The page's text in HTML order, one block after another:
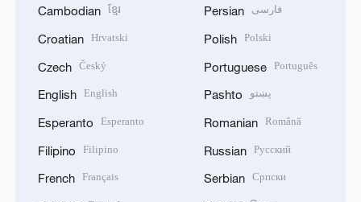
Cambodian ខ្មែរ
Croatian Hrvatski
Czech Český
English English
Esperanto Esperanto
Filipino Filipino
French Français
Persian فارسی
Polish Polski
Portuguese Português
Pashto پښتو
Romanian Română
Russian Русский
Serbian Српски